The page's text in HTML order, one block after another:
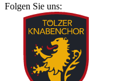
Folgen Sie uns: